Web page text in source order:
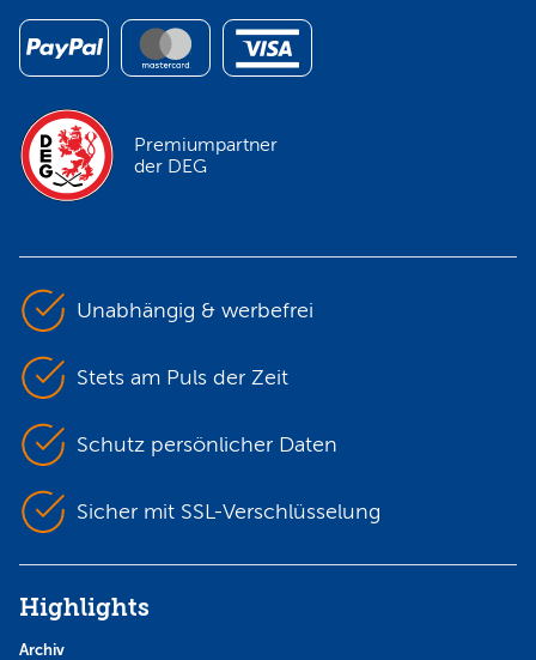
Premiumpartner
der DEG
Unabhängig & werbefrei
Stets am Puls der Zeit
Schutz persönlicher Daten
Sicher mit SSL-Verschlüsselung
Highlights
Archiv